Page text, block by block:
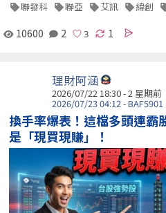
聯發科 聯亞 艾訊 緯創
10600 2 1
理財阿涵
2026/07/22 18:30 - 2 星期前
2026/07/23 04:12 - BAF5901
換手率爆表！這檔多頭連霸
是「現買現賺」！